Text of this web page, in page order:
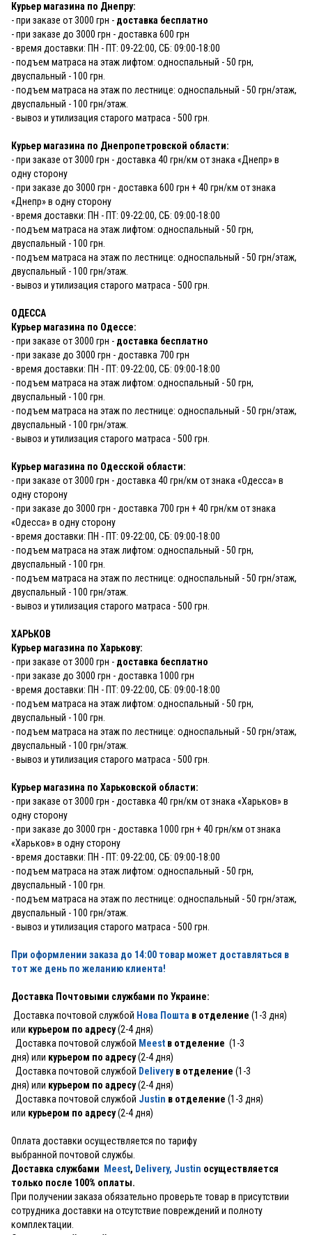
Курьер магазина по Днепру:
- при заказе от 3000 грн - доставка бесплатно
- при заказе до 3000 грн - доставка 600 грн
- время доставки: ПН - ПТ: 09-22:00, СБ: 09:00-18:00
- подъем матраса на этаж лифтом: односпальный - 50 грн,
двуспальный - 100 грн.
- подъем матраса на этаж по лестнице: односпальный - 50 грн/этаж,
двуспальный - 100 грн/этаж.
- вывоз и утилизация старого матраса - 500 грн.
Курьер магазина по Днепропетровской области:
- при заказе от 3000 грн - доставка 40 грн/км от знака «Днепр» в
одну сторону
- при заказе до 3000 грн - доставка 600 грн + 40 грн/км от знака
«Днепр» в одну сторону
- время доставки: ПН - ПТ: 09-22:00, СБ: 09:00-18:00
- подъем матраса на этаж лифтом: односпальный - 50 грн,
двуспальный - 100 грн.
- подъем матраса на этаж по лестнице: односпальный - 50 грн/этаж,
двуспальный - 100 грн/этаж.
- вывоз и утилизация старого матраса - 500 грн.
ОДЕССА
Курьер магазина по Одессе:
- при заказе от 3000 грн - доставка бесплатно
- при заказе до 3000 грн - доставка 700 грн
- время доставки: ПН - ПТ: 09-22:00, СБ: 09:00-18:00
- подъем матраса на этаж лифтом: односпальный - 50 грн,
двуспальный - 100 грн.
- подъем матраса на этаж по лестнице: односпальный - 50 грн/этаж,
двуспальный - 100 грн/этаж.
- вывоз и утилизация старого матраса - 500 грн.
Курьер магазина по Одесской области:
- при заказе от 3000 грн - доставка 40 грн/км от знака «Одесса» в
одну сторону
- при заказе до 3000 грн - доставка 700 грн + 40 грн/км от знака
«Одесса» в одну сторону
- время доставки: ПН - ПТ: 09-22:00, СБ: 09:00-18:00
- подъем матраса на этаж лифтом: односпальный - 50 грн,
двуспальный - 100 грн.
- подъем матраса на этаж по лестнице: односпальный - 50 грн/этаж,
двуспальный - 100 грн/этаж.
- вывоз и утилизация старого матраса - 500 грн.
ХАРЬКОВ
Курьер магазина по Харькову:
- при заказе от 3000 грн - доставка бесплатно
- при заказе до 3000 грн - доставка 1000 грн
- время доставки: ПН - ПТ: 09-22:00, СБ: 09:00-18:00
- подъем матраса на этаж лифтом: односпальный - 50 грн,
двуспальный - 100 грн.
- подъем матраса на этаж по лестнице: односпальный - 50 грн/этаж,
двуспальный - 100 грн/этаж.
- вывоз и утилизация старого матраса - 500 грн.
Курьер магазина по Харьковской области:
- при заказе от 3000 грн - доставка 40 грн/км от знака «Харьков» в
одну сторону
- при заказе до 3000 грн - доставка 1000 грн + 40 грн/км от знака
«Харьков» в одну сторону
- время доставки: ПН - ПТ: 09-22:00, СБ: 09:00-18:00
- подъем матраса на этаж лифтом: односпальный - 50 грн,
двуспальный - 100 грн.
- подъем матраса на этаж по лестнице: односпальный - 50 грн/этаж,
двуспальный - 100 грн/этаж.
- вывоз и утилизация старого матраса - 500 грн.
При оформлении заказа до 14:00 товар может доставляться в
тот же день по желанию клиента!
Доставка Почтовыми службами по Украине:
Доставка почтовой службой Нова Пошта в отделение (1-3 дня)
или курьером по адресу(2-4 дня)
Доставка почтовой службой Meest в отделение (1-3
дня) или курьером по адресу(2-4 дня)
Доставка почтовой службой Deliveryв отделение (1-3
дня) или курьером по адресу(2-4 дня)
Доставка почтовой службой Justin в отделение (1-3 дня)
или курьером по адресу(2-4 дня)
Оплата доставки осуществляется по тарифу
выбранной почтовой службы.
Доставка службами
Meest, Delivery, Justin осуществляется
только после 100% оплаты.
При получении заказа обязательно проверьте товар в присутствии
сотрудника доставки на отсутствие повреждений и полноту
комплектации.